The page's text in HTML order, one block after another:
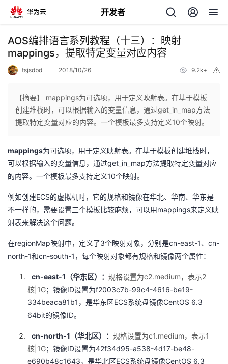
开发者
返
回
个
人
主
页
的
开
发
者
我
的
开
发
我
的
Programs
我
的
AOS编排语言系列教程（十三）：映射
mappings，提取特定变量对应内容
tsjsdbd 2018/10/26 9.2k+
【摘要】 mappings为可选项，用于定义映射表。在基于模板
创建堆栈时，可以根据输入的变量信息，通过get_in_map方法
提取特定变量对应的内容。一个模板最多支持定义10个映射。
mappings为可选项，用于定义映射表。在基于模板创建堆栈时，
可以根据输入的变量信息，通过get_in_map方法提取特定变量对应
的内容。一个模板最多支持定义10个映射。
例如创建ECS的虚拟机时，它的规格和镜像在华北、华南、华东是
不一样的，需要设置三个模板比较麻烦，可以用 mappings来定义映
射表来解决这个问题。
在regionMap 映射中，定义了3个映射对象，分别是cn-east-1 、 cn-
north-1和cn-south-1 ，每个映射对象都有规格和镜像两个属性：
cn-east-1 （华东区）： 规格设置为c2.medium ，表示2
核 |1G；镜像ID设置为f2003c7b-99c4-4616-be19-
334beaca81b1 ，是华东区 ECS系统盘镜像CentOS 6.3
64bit的镜像ID。
cn-north-1 （华北区）： 规格设置为c1.medium ，表示1
核 |1G；镜像ID设置为42f34d95-a538-4d17-be48-
e690b48c1643 ，是华北区 ECS系统盘镜像CentOS 6.3